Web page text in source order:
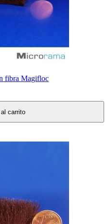
fibra Magifloc
carrito